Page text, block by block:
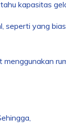
kapasitas
seperti yang